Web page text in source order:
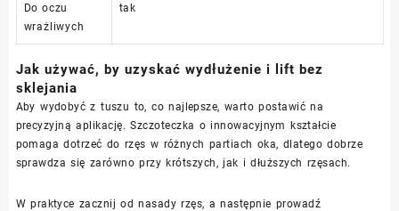
Do oczu
wrażliwych
tak
Jak używać, by uzyskać wydłużenie i lift bez
sklejania
Aby wydobyć z tuszu to, co najlepsze, warto postawić na
precyzyjną aplikację. Szczoteczka o innowacyjnym kształcie
pomaga dotrzeć do rzęs w różnych partiach oka, dlatego dobrze
sprawdza się zarówno przy krótszych, jak i dłuższych rzęsach.
W praktyce zacznij od nasady rzęs, a następnie prowadź